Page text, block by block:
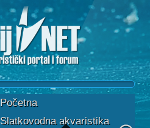
Početna
Slatkovodna akvaristika